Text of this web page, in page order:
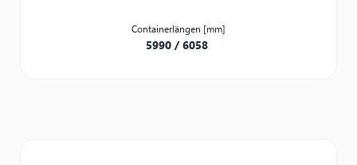
Containerlängen [mm]
5990 / 6058